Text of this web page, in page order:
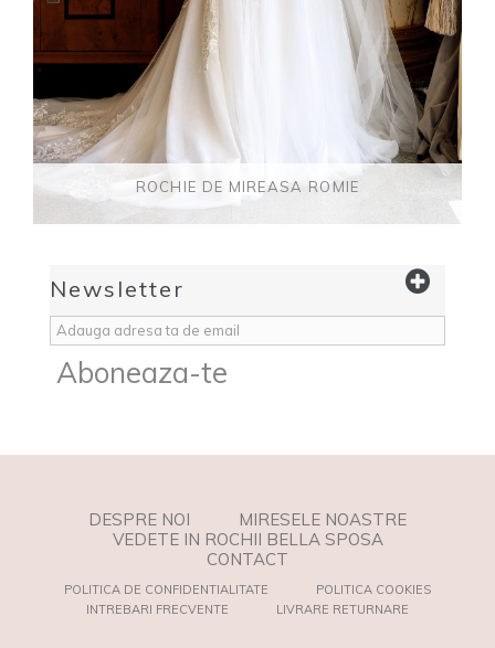
ROCHIE DE MIREASA ROMIE
Newsletter
Aboneaza-te
DESPRE NOI
MIRESELE NOASTRE
VEDETE IN ROCHII BELLA SPOSA
CONTACT
POLITICA DE CONFIDENTIALITATE
POLITICA COOKIES
INTREBARI FRECVENTE
LIVRARE RETURNARE